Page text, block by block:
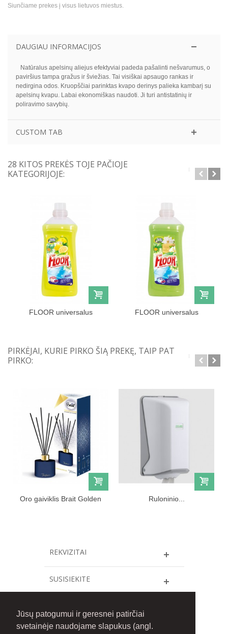
Jūsų patogumui ir geresnei patirčiai
svetainėje naudojame slapukus (angl.
Siunčiame prekes į visus lietuvos miestus.
DAUGIAU INFORMACIJOS
Natūralus apelsinų aliejus efektyviai padeda pašalinti nešvarumus, o
paviršius tampa gražus ir šviežias. Tai visiškai apsaugo rankas ir
nedirgina odos. Kruopščiai parinktas kvapo derinys palieka kambarį su
apelsinų kvapu. Labai ekonomiškas naudoti. Ji turi antistatinių ir
poliravimo savybių.
CUSTOM TAB
28 KITOS PREKĖS TOJE PAČIOJE
KATEGORIJOJE:
FLOOR universalus
FLOOR universalus
PIRKĖJAI, KURIE PIRKO ŠIĄ PREKĘ, TAIP PAT
PIRKO:
Oro gaiviklis Brait Golden
Ruloninio...
REKVIZITAI
SUSISIEKITE